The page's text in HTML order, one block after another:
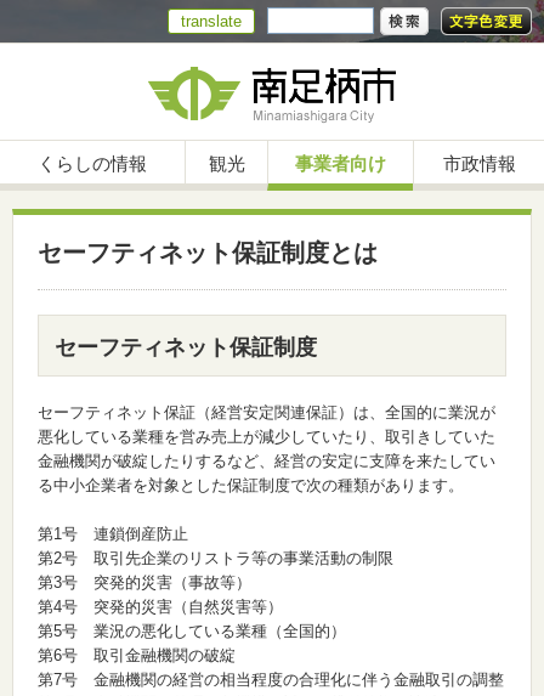
translate
くらしの情報 観光 事業者向け 市政情報
セーフティネット保証制度とは
セーフティネット保証制度
セーフティネット保証（経営安定関連保証）は、全国的に業況が
悪化している業種を営み売上が減少していたり、取引きしていた
金融機関が破綻したりするなど、経営の安定に支障を来たしてい
る中小企業者を対象とした保証制度で次の種類があります。
第1号 連鎖倒産防止
第2号 取引先企業のリストラ等の事業活動の制限
第3号 突発的災害（事故等）
第4号 突発的災害（自然災害等）
第5号 業況の悪化している業種（全国的）
第6号 取引金融機関の破綻
第7号 金融機関の経営の相当程度の合理化に伴う金融取引の調整